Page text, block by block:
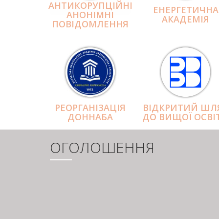
АНТИКОРУПЦІЙНІ
АНОНІМНІ
ПОВІДОМЛЕННЯ
ЕНЕРГЕТИЧНА
АКАДЕМІЯ
РЕОРГАНІЗАЦІЯ
ДОННАБА
ВІДКРИТИЙ
ДО ВИЩОЇ
ОГОЛОШЕННЯ